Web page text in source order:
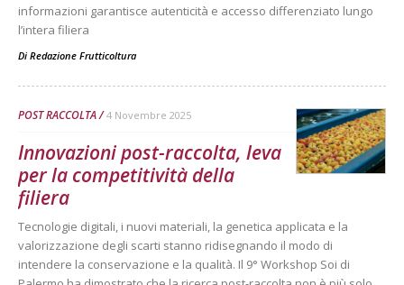
informazioni garantisce autenticità e accesso differenziato lungo
l’intera filiera
Di Redazione Frutticoltura
POST RACCOLTA 4 Novembre 2025
Innovazioni post-raccolta, leva
per la competitività della
filiera
Tecnologie digitali, i nuovi materiali, la genetica applicata e la
valorizzazione degli scarti stanno ridisegnando il modo di
intendere la conservazione e la qualità. Il 9° Workshop Soi di